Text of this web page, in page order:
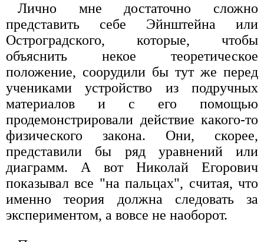
Лично мне достаточно сложно
представить себе Эйнштейна или
Остроградского, которые, чтобы
объяснить некое теоретическое
положение, соорудили бы тут же перед
учениками устройство из подручных
материалов и с его помощью
продемонстрировали действие какого-то
физического закона. Они, скорее,
представили бы ряд уравнений или
диаграмм. А вот Николай Егорович
показывал все "на пальцах", считая, что
именно теория должна следовать за
экспериментом, а вовсе не наоборот.